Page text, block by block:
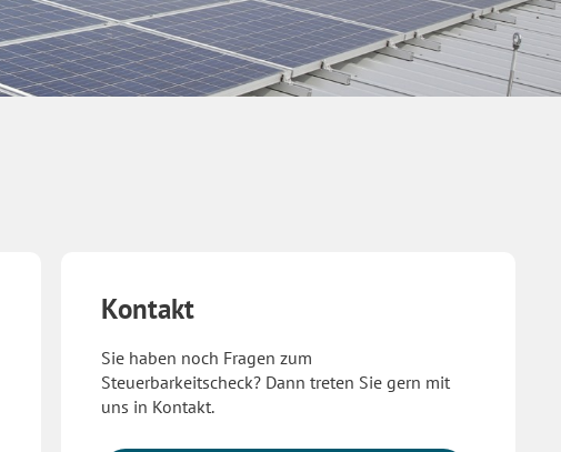
Kontakt
Sie haben noch Fragen zum
Steuerbarkeitscheck? Dann treten Sie gern mit
uns in Kontakt.